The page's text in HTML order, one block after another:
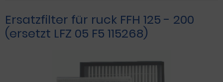
Ersatzfilter für ruck FFH 125 - 200
(ersetzt LFZ 05 F5 115268)